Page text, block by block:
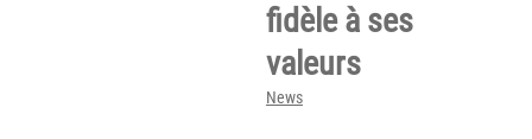
fidèle à ses
valeurs
News